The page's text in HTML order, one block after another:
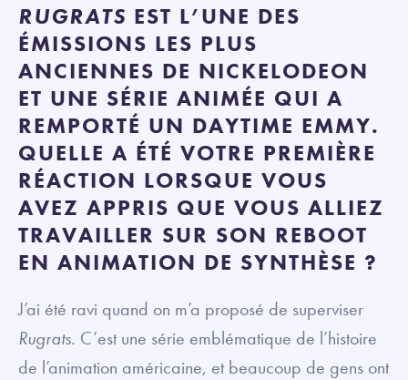
RUGRATS EST L’UNE DES
ÉMISSIONS LES PLUS
ANCIENNES DE NICKELODEON
ET UNE SÉRIE ANIMÉE QUI A
REMPORTÉ UN DAYTIME EMMY.
QUELLE A ÉTÉ VOTRE PREMIÈRE
RÉACTION LORSQUE VOUS
AVEZ APPRIS QUE VOUS ALLIEZ
TRAVAILLER SUR SON REBOOT
EN ANIMATION DE SYNTHÈSE ?
J’ai été ravi quand on m’a proposé de superviser
Rugrats. C’est une série emblématique de l’histoire
de l’animation américaine, et beaucoup de gens ont